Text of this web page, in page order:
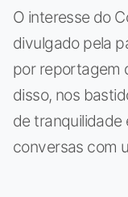
O interesse do
divulgado pela
por reportagem
disso, nos
de tranquilidade
conversas com